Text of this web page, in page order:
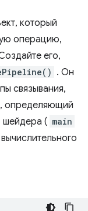
который
операцию,
его,
. Он
связывания,
определяющий
шейдера ( main